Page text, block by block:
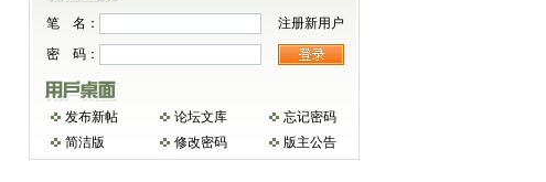
笔 名：
注册新用户
密 码：
发布新帖 论坛文库
忘记密码
简洁版
修改密码 版主公告